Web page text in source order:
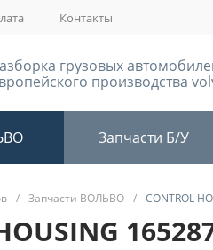
Контакты
грузовых
производства
Запчасти Б/У
/ Запчасти ВОЛЬВО / CONTROL